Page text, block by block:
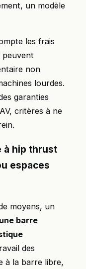
un modèle
les frais
peuvent
non
lourdes.
garanties
critères à ne
à hip thrust
espaces
moyens, un
barre
des
à la barre libre,